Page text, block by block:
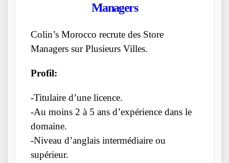
Managers
Colin’s Morocco recrute des Store
Managers sur Plusieurs Villes.
Profil:
-Titulaire d’une licence.
-Au moins 2 à 5 ans d’expérience dans le
domaine.
-Niveau d’anglais intermédiaire ou
supérieur.